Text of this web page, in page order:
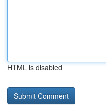
HTML is disabled